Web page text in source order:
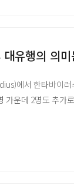
of the
확진 134명·
유행의 의미
에서 한타바이
운데 2명도 추
이에 대한 특이적